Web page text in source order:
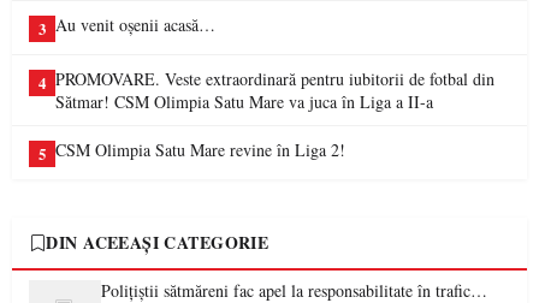
3 Au venit oșenii acasă…
4 PROMOVARE. Veste extraordinară pentru iubitorii de fotbal din
Sătmar! CSM Olimpia Satu Mare va juca în Liga a II-a
5 CSM Olimpia Satu Mare revine în Liga 2!
DIN ACEEAȘI CATEGORIE
Polițiștii sătmăreni fac apel la responsabilitate în trafic…